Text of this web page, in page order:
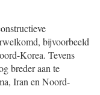
bijvoorbeeld
Korea. Tevens
breder aan te
Iran en Noord-